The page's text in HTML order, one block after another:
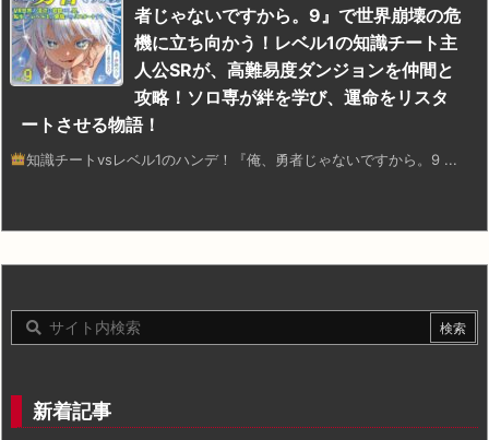
者じゃないですから。9』で世界崩壊の危
機に立ち向かう！レベル1の知識チート主
人公SRが、高難易度ダンジョンを仲間と
攻略！ソロ専が絆を学び、運命をリスタ
ートさせる物語！
知識チートvsレベル1のハンデ！『俺、勇者じゃないですから。9 ...
新着記事